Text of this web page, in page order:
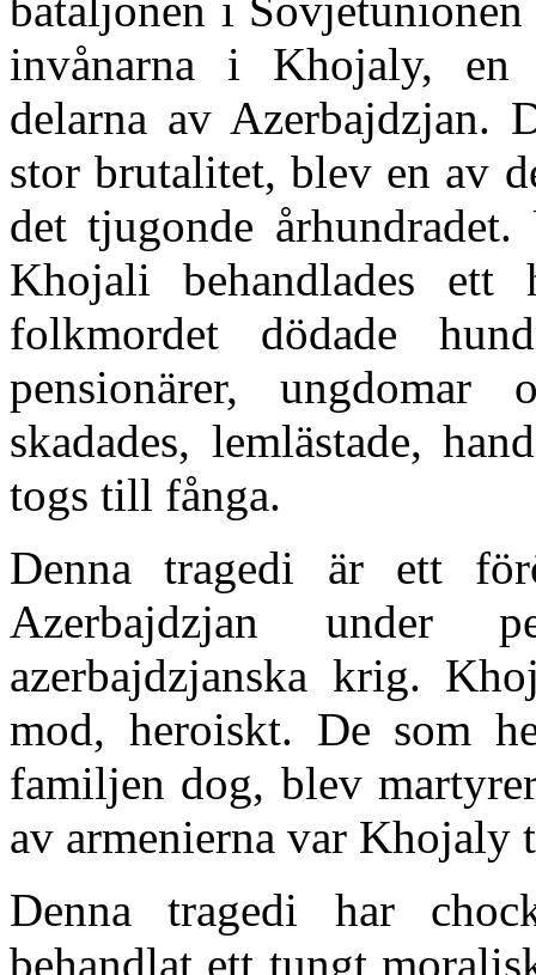
bataljonen i
invånarna i Khojaly, en
delarna av Azerbajdzjan.
stor brutalitet, blev en av
det tjugonde
Khojali behandlades
folkmordet dödade
pensionärer,
skadades, lemlästade,
togs till fånga.
Denna tragedi är ett
Azerbajdzjan under
azerbajdzjanska krig.
mod, heroiskt. De som
familjen dog, blev
av armenierna var
Denna tragedi har
behandlat ett tungt